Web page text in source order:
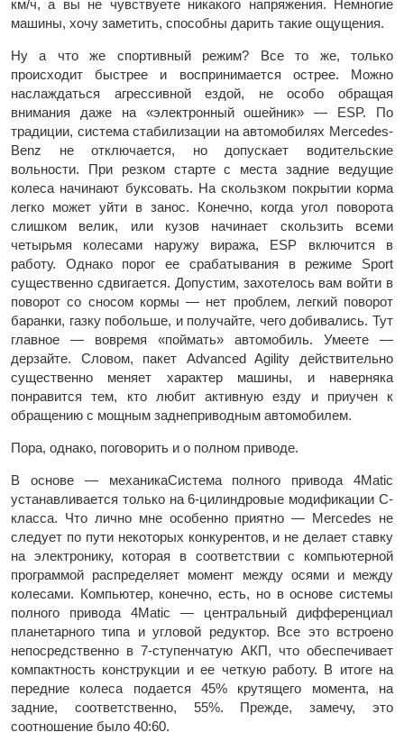
км/ч, а вы не чувствуете никакого напряжения. Немногие
машины, хочу заметить, способны дарить такие ощущения.
Ну а что же спортивный режим? Все то же, только
происходит быстрее и воспринимается острее. Можно
наслаждаться агрессивной ездой, не особо обращая
внимания даже на «электронный ошейник» — ESP. По
традиции, система стабилизации на автомобилях Mercedes-
Benz не отключается, но допускает водительские
вольности. При резком старте с места задние ведущие
колеса начинают буксовать. На скользком покрытии корма
легко может уйти в занос. Конечно, когда угол поворота
слишком велик, или кузов начинает скользить всеми
четырьмя колесами наружу виража, ESP включится в
работу. Однако порог ее срабатывания в режиме Sport
существенно сдвигается. Допустим, захотелось вам войти в
поворот со сносом кормы — нет проблем, легкий поворот
баранки, газку побольше, и получайте, чего добивались. Тут
главное — вовремя «поймать» автомобиль. Умеете —
дерзайте. Словом, пакет Advanced Agility действительно
существенно меняет характер машины, и наверняка
понравится тем, кто любит активную езду и приучен к
обращению с мощным заднеприводным автомобилем.
Пора, однако, поговорить и о полном приводе.
В основе — механикаСистема полного привода 4Matic
устанавливается только на 6-цилиндровые модификации С-
класса. Что лично мне особенно приятно — Mercedes не
следует по пути некоторых конкурентов, и не делает ставку
на электронику, которая в соответствии с компьютерной
программой распределяет момент между осями и между
колесами. Компьютер, конечно, есть, но в основе системы
полного привода 4Matic — центральный дифференциал
планетарного типа и угловой редуктор. Все это встроено
непосредственно в 7-ступенчатую АКП, что обеспечивает
компактность конструкции и ее четкую работу. В итоге на
передние колеса подается 45% крутящего момента, на
задние, соответственно, 55%. Прежде, замечу, это
соотношение было 40:60.